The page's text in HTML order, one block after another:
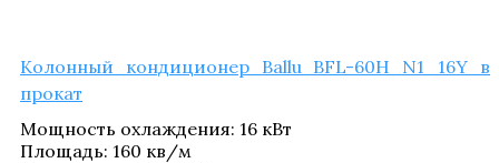
Колон­ный кон­ди­ци­о­нер Ballu BFL-60H N1_​16Y в
прокат
Мощ­ность охла­жде­ния: 16 кВт
Пло­щадь: 160 кв/​м